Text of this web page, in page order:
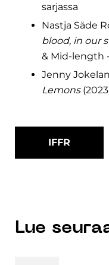
sarjassa
Nastja Säde
blood, in our
& Mid-length
Jenny
Lemons
IFFR
Lue